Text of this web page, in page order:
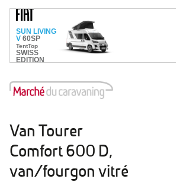
Van Tourer
Comfort 600 D,
van/fourgon vitré